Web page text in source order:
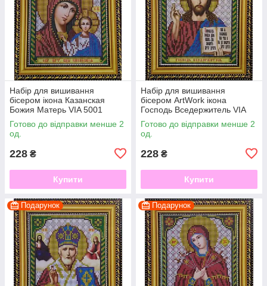
Набір для вишивання
бісером ікона Казанская
Божия Матерь VIA 5001
Готово до відправки менше 2
од.
228 ₴
Купити
Набір для вишивання
бісером ArtWork ікона
Господь Вседержитель VIA
5002
Готово до відправки менше 2
од.
228 ₴
Купити
Подарунок Подарунок